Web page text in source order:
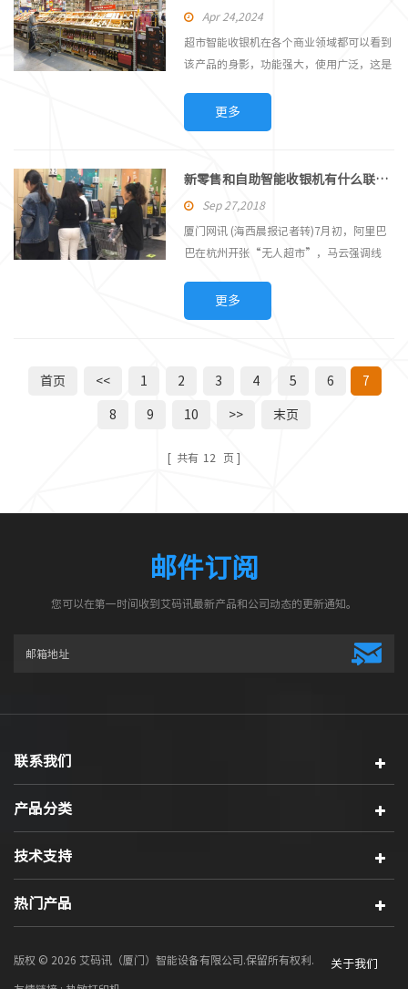
机技术的不断革新和人们审美不断提高，目
前，触摸屏收银机慢慢的成为了零售行业的
新宠。 触摸屏收银机是硬件与软件的极大
集成者，相对于传统的智能POS收银机，触
物环境。 触摸屏收银机信息化...
Apr 24,2024
超市智能收银机在各个商业领域都可以看到
该产品的身影，功能强大，使用广泛，这是
重要的一点就是超市收银机机器中的智能
POS收银机软件，它才是扮演者整个工作中
有哪些功能优点呢？ 超市收银机的智能
开发的，尤其是针对大、中、小型连锁企业
店和超市、餐饮店、酒店等现代化的信息管
理。 超市智能收银机的POS收银系统软件
主要是以操作界面直观、功能清晰、使用快
更多
新零售和自助智能收银机有什么联系？
Sep 27,2018
厦门网讯 (海西晨报记者转)7月初，阿里巴
巴在杭州开张“无人超市”，马云强调线
国的热点。事实上，厦门也有超市使用自助
智能收银机，同样不需要收银员的帮助，市
自助智能收银机投入使用。 该超市的人工
术，顾客的操作与收银员操作类似，自己将
的金额付款。该系统接受...
更多
首页 << 1 2 3 4 5 6 7
8 9 10 >> 末页
共有 12 页
邮件订阅
您可以在第一时间收到艾码讯最新产品和公司动态的更新通知。
联系我们
产品分类
技术支持
热门产品
版权 © 2026 艾码讯（厦门）智能设备有限公司.保留所有权利. 关于我们